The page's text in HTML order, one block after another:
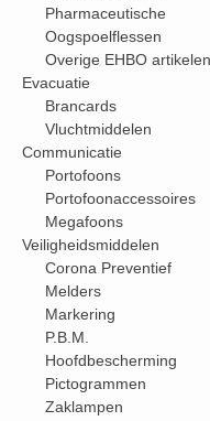
Pharmaceutische
Oogspoelflessen
Overige EHBO artikelen
Evacuatie
Brancards
Vluchtmiddelen
Communicatie
Portofoons
Portofoonaccessoires
Megafoons
Veiligheidsmiddelen
Corona Preventief
Melders
Markering
P.B.M.
Hoofdbescherming
Pictogrammen
Zaklampen